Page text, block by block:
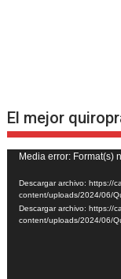
El mejor
Reproductor
de
vídeo
Media error: Format(s)
Descargar archivo: https://
content/uploads/2024/06/
Descargar archivo: https://
content/uploads/2024/06/